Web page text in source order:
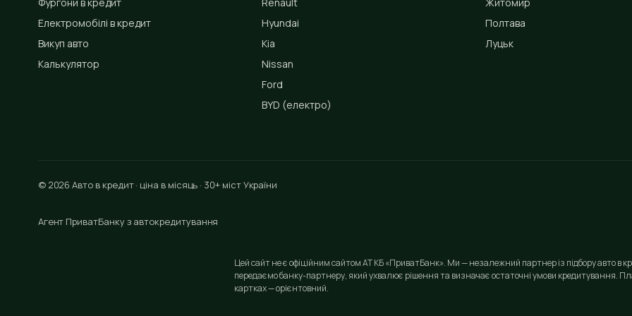
Електромобілі в кредит
Викуп авто
Калькулятор
Hyundai
Kia
Nissan
Ford
BYD (електро)
Полтава
Луцьк
© 2026 Авто в кредит · ціна в місяць · 30+ міст України
Агент ПриватБанку з автокредитування
Цей сайт не є офіційним сайтом АТ КБ «ПриватБанк». Ми — незалежний партнер із підбору авто в
передаємо банку-партнеру, який ухвалює рішення та визначає остаточні умови кредитування.
картках — орієнтовний.